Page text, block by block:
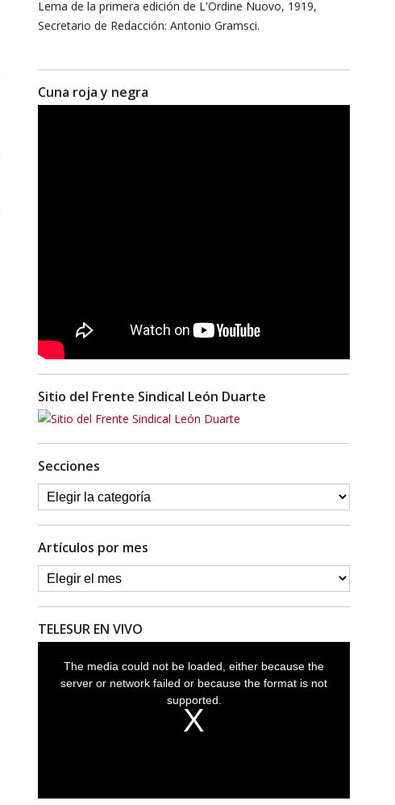
Lema de la primera edición de L'Ordine Nuovo, 1919,
Secretario de Redacción: Antonio Gramsci.
Cuna roja y negra
Sitio del Frente Sindical León Duarte
Secciones
Artículos por mes
TELESUR EN VIVO